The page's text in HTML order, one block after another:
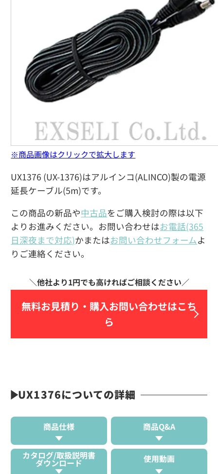
UX1376 (UX-1376)はアルインコ(ALINCO)製の電源
延長ケーブル(5m)です。
この商品の新品や中古品をご購入検討の際は以下
よりお進みください。お問い合わせはお電話(365
日深夜まで対応)かまたはお問い合わせフォームよ
りご連絡ください。
無料お見積り・ 購入お問い合わせはこち
ら
※商品画像はクリックで拡大します
UX1376についての詳細
商品仕様 商品Q&A
カタログ/取扱説明書
ダウンロード 使用動画